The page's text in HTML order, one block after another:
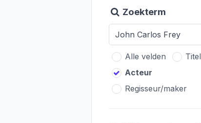
Zoekterm
Alle velden
Titel
Acteur
Regisseur/maker